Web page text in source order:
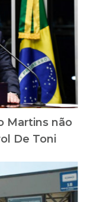
Martins não
De Toni